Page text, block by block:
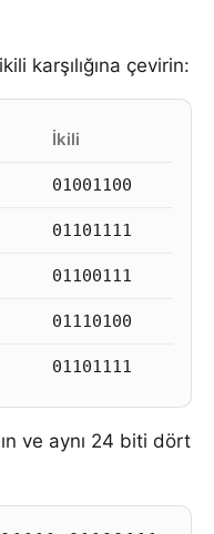
karşılığına çevirin:
İkili
01001100
01101111
01100111
01110100
01101111
ve aynı 24 biti dört